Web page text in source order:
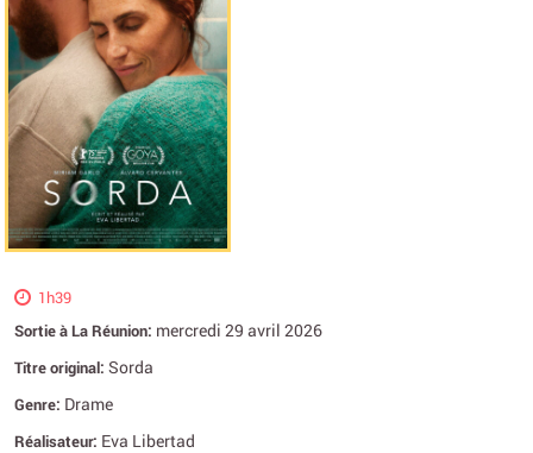
1h39
Sortie à La Réunion: mercredi 29 avril 2026
Titre original: Sorda
Genre: Drame
Réalisateur: Eva Libertad